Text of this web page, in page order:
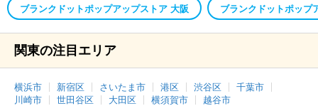
ブランクドットポップアップストア 大阪 ブランクドットポップ
関東の注目エリア
横浜市 新宿区 さいたま市 港区 渋谷区
千葉市
川崎市
世田谷区 大田区 横須賀市 越谷市